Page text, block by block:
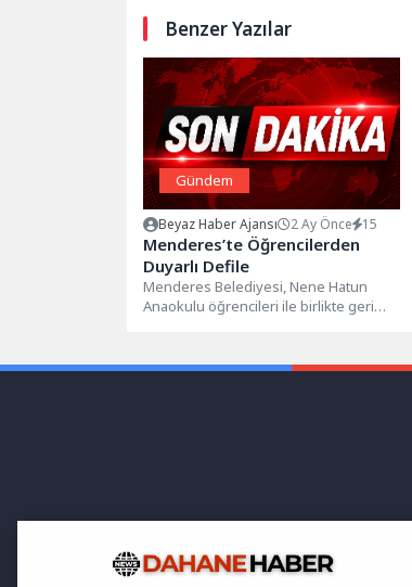
Benzer Yazılar
Gündem
Beyaz Haber Ajansı 2 Ay Önce 15
Menderes’te Öğrencilerden
Duyarlı Defile
Menderes Belediyesi, Nene Hatun
Anaokulu öğrencileri ile birlikte geri